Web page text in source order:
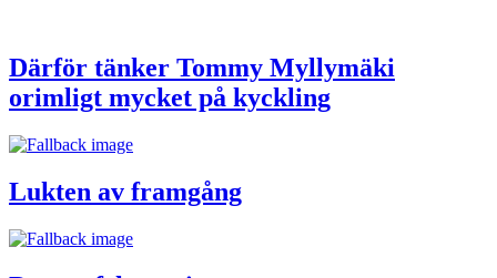
Därför tänker Tommy Myllymäki
orimligt mycket på kyckling
Lukten av framgång